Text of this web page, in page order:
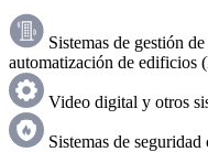
Sistemas de gestión
automatización de edificios
Video digital y otros
Sistemas de